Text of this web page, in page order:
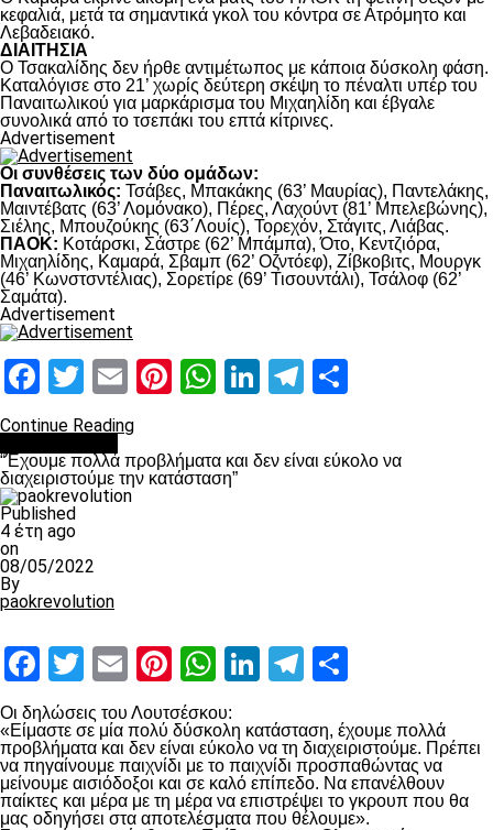
κεφαλιά, μετά τα σημαντικά γκολ του κόντρα σε Ατρόμητο και
Λεβαδειακό.
ΔΙΑΙΤΗΣΙΑ
Ο Τσακαλίδης δεν ήρθε αντιμέτωπος με κάποια δύσκολη φάση.
Καταλόγισε στο 21’ χωρίς δεύτερη σκέψη το πέναλτι υπέρ του
Παναιτωλικού για μαρκάρισμα του Μιχαηλίδη και έβγαλε
συνολικά από το τσεπάκι του επτά κίτρινες.
Advertisement
Οι συνθέσεις των δύο ομάδων:
Παναιτωλικός: Τσάβες, Μπακάκης (63’ Μαυρίας), Παντελάκης,
Μαιντέβατς (63’ Λομόνακο), Πέρες, Λαχούντ (81’ Μπελεβώνης),
Σιέλης, Μπουζούκης (63΄Λουίς), Τορεχόν, Στάγιτς, Λιάβας.
ΠΑΟΚ: Κοτάρσκι, Σάστρε (62’ Μπάμπα), Ότο, Κεντζιόρα,
Μιχαηλίδης, Καμαρά, Σβαμπ (62’ Οζντόεφ), Ζίβκοβιτς, Μουργκ
(46’ Κωνστσντέλιας), Σορετίρε (69’ Τισουντάλι), Τσάλοφ (62’
Σαμάτα).
Advertisement
Facebook
Twitter
EmailPinterest
WhatsApp
LinkedIn
Telegram
Continue Reading
“Έχουμε πολλά προβλήματα και δεν είναι εύκολο να
διαχειριστούμε την κατάσταση”
Published
4 έτη ago
on
08/05/2022
By
paokrevolution
Facebook
Twitter
EmailPinterest
WhatsApp
LinkedIn
Telegram
Οι δηλώσεις του Λουτσέσκου:
«Είμαστε σε μία πολύ δύσκολη κατάσταση, έχουμε πολλά
προβλήματα και δεν είναι εύκολο να τη διαχειριστούμε. Πρέπει
να πηγαίνουμε παιχνίδι με το παιχνίδι προσπαθώντας να
μείνουμε αισιόδοξοι και σε καλό επίπεδο. Να επανέλθουν
παίκτες και μέρα με τη μέρα να επιστρέψει το γκρουπ που θα
μας οδηγήσει στα αποτελέσματα που θέλουμε».